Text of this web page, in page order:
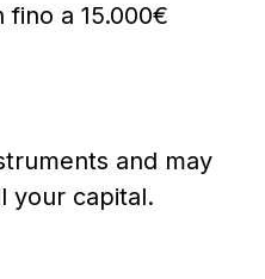
fino a 15.000€
and may
your capital.